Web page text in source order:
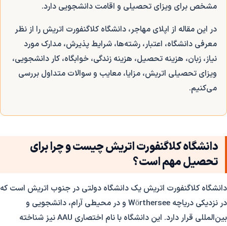
مشخص برای ویزای تحصیلی و اقامت دانشجویی دارد.
در این مقاله از اپلای مهاجر، دانشگاه کلاگنفورت اتریش را از نظر
معرفی دانشگاه، اعتبار، رشته‌ها، شرایط پذیرش، مدارک مورد
نیاز، زبان، هزینه تحصیل، هزینه زندگی، خوابگاه، کار دانشجویی،
ویزای تحصیلی اتریش، مزایا، معایب و سوالات متداول بررسی
می‌کنیم.
دانشگاه کلاگنفورت اتریش چیست و چرا برای
تحصیل مهم است؟
دانشگاه کلاگنفورت اتریش یک دانشگاه دولتی در جنوب اتریش است که
در نزدیکی دریاچه Wörthersee و در محیطی آرام، دانشجویی و
بین‌المللی قرار دارد. این دانشگاه با نام اختصاری AAU نیز شناخته